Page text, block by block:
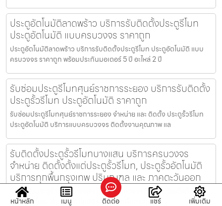
ประตูอัตโนมัติลาดพร้าว บริการรับติดตั้งประตูรีโมท
ประตูอัตโนมัติ แบบครบวงจร ราคาถูก
ประตูอัตโนมัติลาดพร้าว บริการรับติดตั้งประตูรีโมท ประตูอัตโนมัติ แบบ
ครบวงจร ราคาถูก พร้อมประกันมอเตอร์ 5 ปี อะไหล่ 2 ปี
รับซ่อมประตูรีโมทศุนย์ราชการระยอง บริการรับติดตั้ง
ประตูรั้วรีโมท ประตูอัตโนมัติ ราคาถูก
รับซ่อมประตูรีโมทศุนย์ราชการระยอง จำหน่าย และ ติดตั้ง ประตูรั้วรีโมท
ประตูอัตโนมัติ บริการแบบครบวงจร ติดตั้งงานคุณภาพ แล
รับติดตั้งประตูรั้วรีโมทบางแสน บริการครบวงจร
จำหน่าย ติดตั้งตั้งแต่ประตูรั้วรีโมท, ประตูรั้วอัตโนมัติ
บริการทุกพื้นกรุงเทพ ปริมณฑล และ ภาคตะวันออก
รับติดตั้งประตูรั้วรีโมทบางแสน บริการครบวงจรจำหน่าย ติดตั้งตั้งแต่
ประตูรั้วรีโมท, ประตูรั้วอัตโนมัติ บริการทุกพื้นกรุงเท
หน้าหลัก เมนู ติดต่อ แชร์ เพิ่มเติม